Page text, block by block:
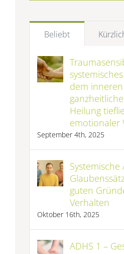
Beliebt
dem
Heilung
emotionaler
September 4th, 2025
guten
Verhalten
Oktober 16th, 2025
ADHS 1 –